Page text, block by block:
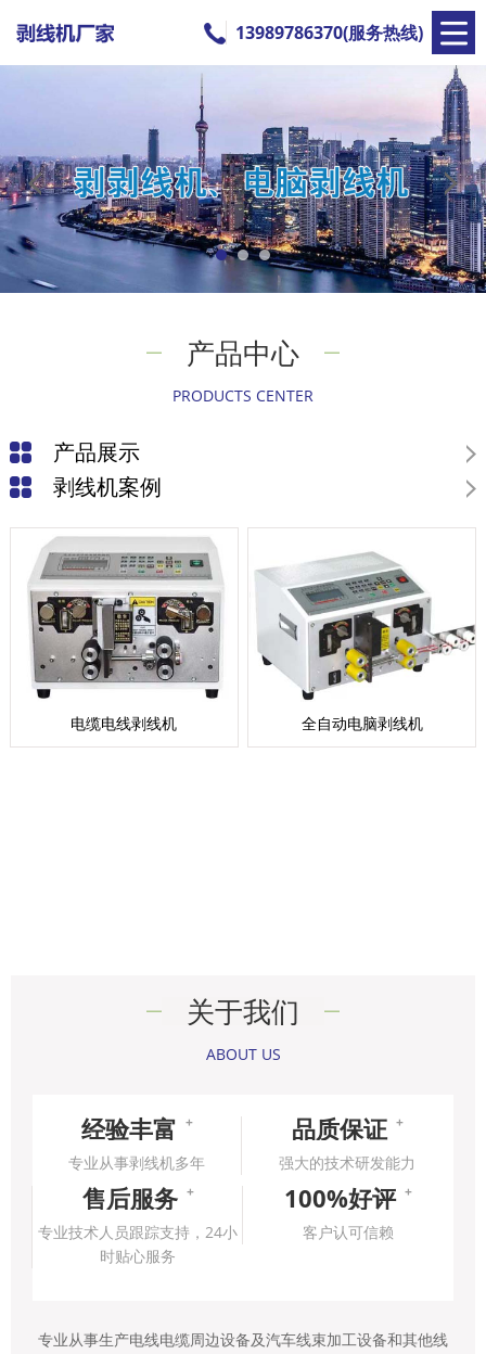
13989786370(服务热线)
产品中心
PRODUCTS CENTER
产品展示
剥线机案例
电缆电线剥线机 全自动电脑剥线机
关于我们
ABOUT US
经验丰富 +
专业从事剥线机多年
品质保证 +
强大的技术研发能力
售后服务 +
专业技术人员跟踪支持，24小
时贴心服务
100%好评 +
客户认可信赖
专业从事生产电线电缆周边设备及汽车线束加工设备和其他线